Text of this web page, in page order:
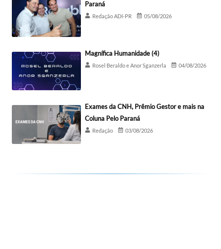
Paraná
Redação ADI-PR 05/08/2026
Magnífica Humanidade (4)
Rosel Beraldo e Anor Sganzerla 04/08/2026
Exames da CNH, Prêmio Gestor e mais na
Coluna Pelo Paraná
Redação 03/08/2026